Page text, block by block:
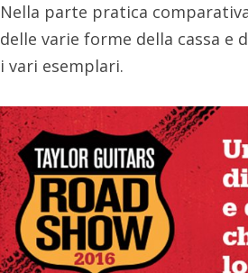
Nella parte pratica
delle varie forme della cassa e
i vari esemplari.